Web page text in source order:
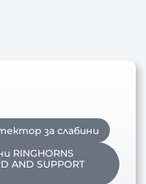
за слабини
RINGHORNS
AND SUPPORT